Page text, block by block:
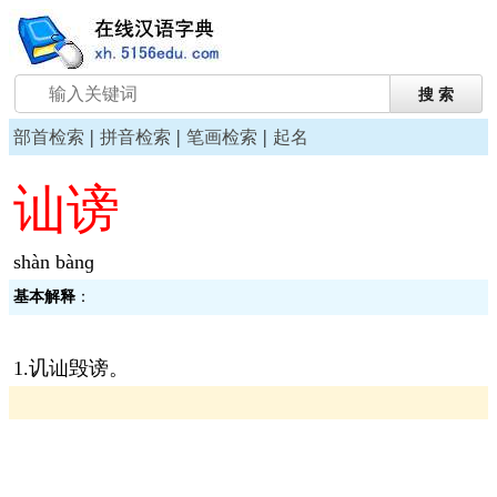
部首检索 | 拼音检索 | 笔画检索 | 起名
讪谤
shàn bànɡ
基本解释 ：
1.讥讪毁谤。